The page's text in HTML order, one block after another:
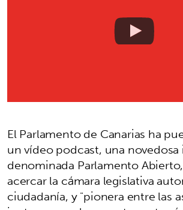
El Parlamento de Canarias ha
un vídeo podcast, una
denominada Parlamento
acercar la cámara legislativa
ciudadanía, y "pionera entre las